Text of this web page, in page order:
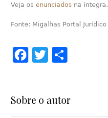
Veja osenunciados na íntegra.
Fonte: Migalhas Portal Jurídico
Facebook
Twitter
Sobre o autor